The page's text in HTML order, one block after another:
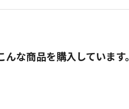
な商品を購入しています。